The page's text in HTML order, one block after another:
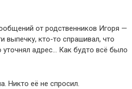
от родственников Игоря —
выпечку, кто-то спрашивал, что
уточнял адрес… Как будто всё было
Никто её не спросил.